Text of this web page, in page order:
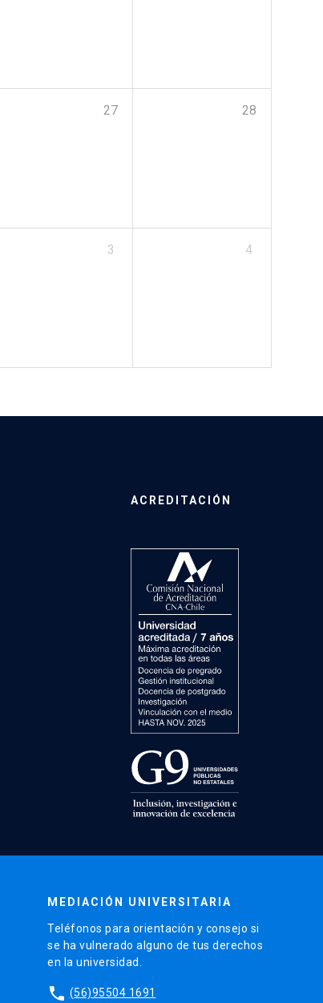
27 28
3 4
ACREDITACIÓN
MEDIACIÓN UNIVERSITARIA
Teléfonos para orientación y consejo si
se ha vulnerado alguno de tus derechos
en la universidad.
phone (56)95504 1691